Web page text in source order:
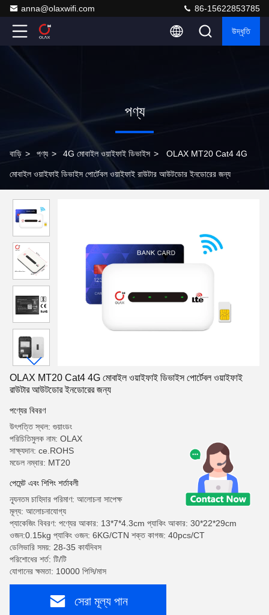
anna@olaxwifi.com 86-15622853785
উদ্ধৃতি
পণ্য
বাড়ি > পণ্য > 4G মোবাইল ওয়াইফাই ডিভাইস > OLAX MT20 Cat4 4G
মোবাইল ওয়াইফাই ডিভাইস পোর্টেবল ওয়াইফাই রাউটার আউটডোর ইনডোরের জন্য
OLAX MT20 Cat4 4G মোবাইল ওয়াইফাই ডিভাইস পোর্টেবল ওয়াইফাই
রাউটার আউটডোর ইনডোরের জন্য
পণ্যের বিবরণ
উৎপত্তি স্থল: গুয়াংডং
পরিচিতিমুলক নাম: OLAX
সাক্ষ্যদান: ce.ROHS
মডেল নম্বার: MT20
পেমেন্ট এবং শিপিং শর্তাবলী
ন্যূনতম চাহিদার পরিমাণ: আলোচনা সাপেক্ষ
মূল্য: আলোচনাযোগ্য
প্যাকেজিং বিবরণ: পণ্যের আকার: 13*7*4.3cm প্যাকিং আকার: 30*22*29cm
ওজন:0.15kg প্যাকিং ওজন: 6KG/CTN শক্ত কাগজ: 40pcs/CT
ডেলিভারি সময়: 28-35 কার্যদিবস
পরিশোধের শর্ত: টি/টি
যোগানের ক্ষমতা: 10000 পিসি/মাস
সেরা মূল্য পান